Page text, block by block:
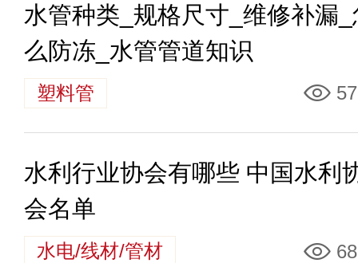
水管种类_规格尺寸_维修补漏_
么防冻_水管管道知识
塑料管
水利行业协会有哪些 中国水利
会名单
水电/线材/管材